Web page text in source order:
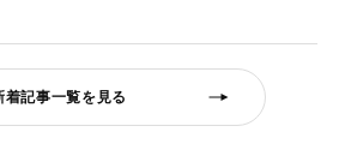
着記事一覧を見る